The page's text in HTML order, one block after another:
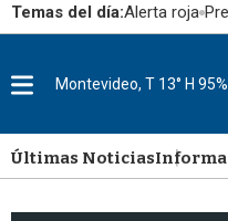
Temas del día:Alerta roja
u
Montevideo, T 13° H 95%
Últimas Noticias